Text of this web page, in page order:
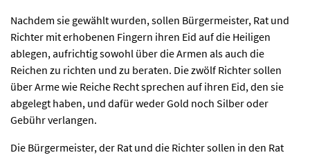
Nachdem sie gewählt wurden, sollen Bürgermeister, Rat und
Richter mit erhobenen Fingern ihren Eid auf die Heiligen
ablegen, aufrichtig sowohl über die Armen als auch die
Reichen zu richten und zu beraten. Die zwölf Richter sollen
über Arme wie Reiche Recht sprechen auf ihren Eid, den sie
abgelegt haben, und dafür weder Gold noch Silber oder
Gebühr verlangen.
Die Bürgermeister, der Rat und die Richter sollen in den Rat